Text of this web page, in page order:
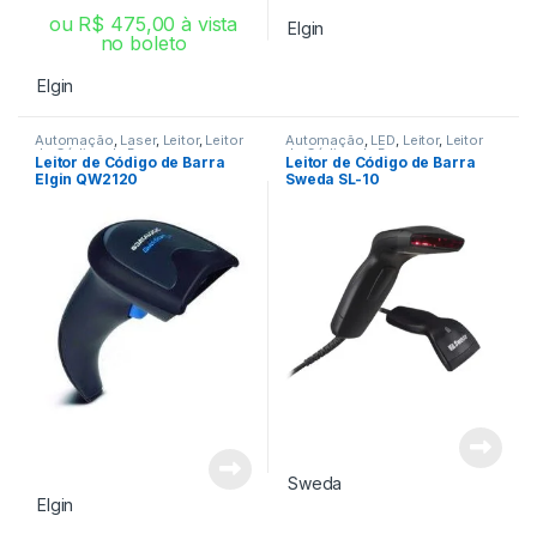
ou R$ 475,00 à vista
no boleto
Elgin
Elgin
Automação, Laser, Leitor, Leitor
de Código de Barra
Leitor de Código de Barra
Elgin QW2120
Elgin
Automação, LED, Leitor, Leitor
de Código de Barra
Leitor de Código de Barra
Sweda SL-10
Sweda